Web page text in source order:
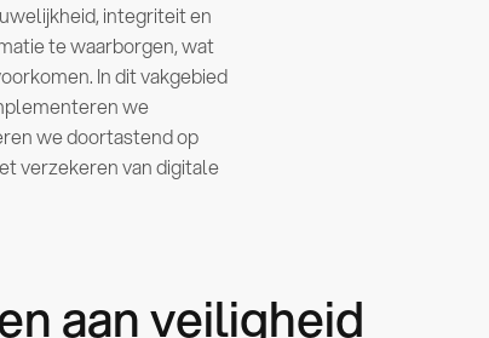
integriteit en
te waarborgen, wat
In dit vakgebied
we
we doortastend op
verzekeren van digitale
aan veiligheid